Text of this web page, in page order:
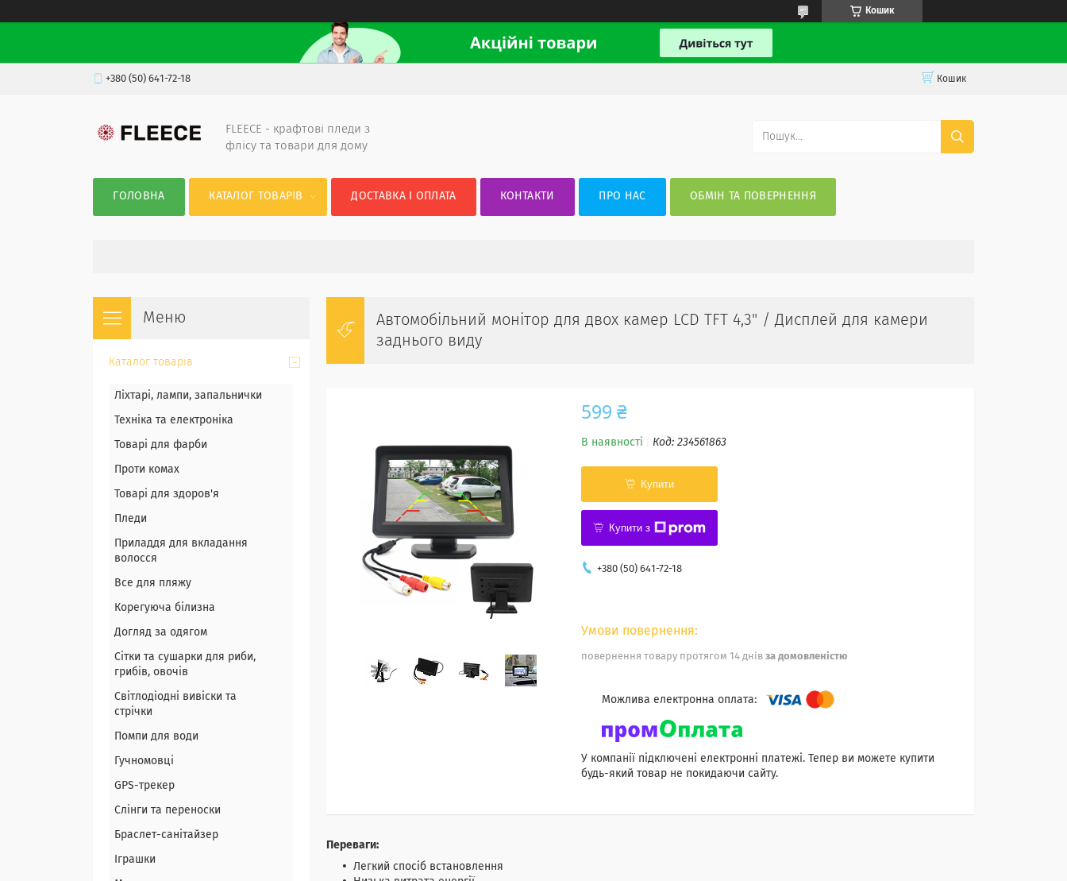
Кошик
+380 (50) 641-72-18 Кошик
FLEECE - крафтові пледи з
флісу та товари для дому
ГОЛОВНА КАТАЛОГ ТОВАРІВ ДОСТАВКА І ОПЛАТА КОНТАКТИ ПРО НАС ОБМІН ТА ПОВЕРНЕННЯ
Автомобільний монітор для двох камер LCD TFT 4,3" / Дисплей для камери
заднього виду
599 ₴
В наявності Код: 234561863
Купити
Купити з
+380 (50) 641-72-18
повернення товару протягом 14 днів за домовленістю
У компанії підключені електронні платежі. Тепер ви можете купити
будь-який товар не покидаючи сайту.
Переваги:
Легкий спосіб встановлення
Каталог товарів
Ліхтарі, лампи, запальнички
Техніка та електроніка
Товарі для фарби
Проти комах
Товарі для здоров'я
Пледи
Приладдя для вкладання
волосся
Все для пляжу
Корегуюча білизна
Догляд за одягом
Сітки та сушарки для риби,
грибів, овочів
Світлодіодні вивіски та
стрічки
Помпи для води
Гучномовці
GPS-трекер
Слінги та переноски
Браслет-санітайзер
Іграшки